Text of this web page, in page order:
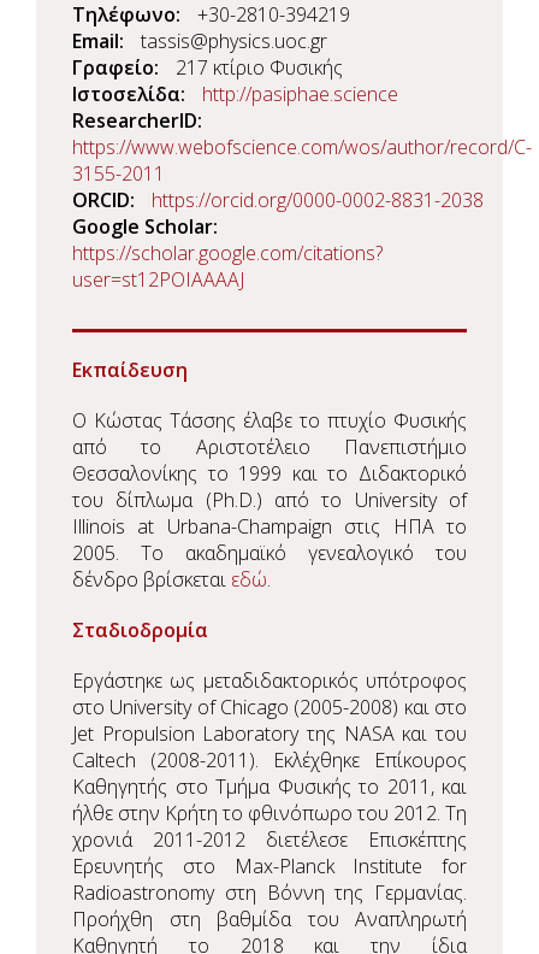
Τηλέφωνο
+30-2810-394219
Email
tassis@physics.uoc.gr
Γραφείο
217 κτίριο Φυσικής
Ιστοσελίδα
http://pasiphae.science
ResearcherID
https://www.webofscience.com/wos/author/record/C-
3155-2011
ORCID
https://orcid.org/0000-0002-8831-2038
Google Scholar
https://scholar.google.com/citations?
user=st12POIAAAAJ
Εκπαίδευση
Ο Κώστας Τάσσης έλαβε το πτυχίο Φυσικής
από το Αριστοτέλειο Πανεπιστήμιο
Θεσσαλονίκης το 1999 και το Διδακτορικό
του δίπλωμα (Ph.D.) από το University of
Illinois at Urbana-Champaign στις ΗΠΑ το
2005. Το ακαδημαϊκό γενεαλογικό του
δένδρο βρίσκεται εδώ.
Σταδιοδρομία
Εργάστηκε ως μεταδιδακτορικός υπότροφος
στο University of Chicago (2005-2008) και στο
Jet Propulsion Laboratory της NASA και του
Caltech (2008-2011). Εκλέχθηκε Επίκουρος
Καθηγητής στο Τμήμα Φυσικής το 2011, και
ήλθε στην Κρήτη το φθινόπωρο του 2012. Τη
χρονιά 2011-2012 διετέλεσε Επισκέπτης
Ερευνητής στο Max-Planck Institute for
Radioastronomy στη Βόννη της Γερμανίας.
Προήχθη στη βαθμίδα του Αναπληρωτή
Καθηγητή το 2018 και την ίδια